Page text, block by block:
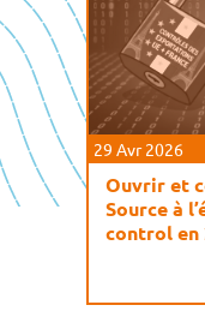
29 Avr 2026
Ouvrir et
Source à
control en